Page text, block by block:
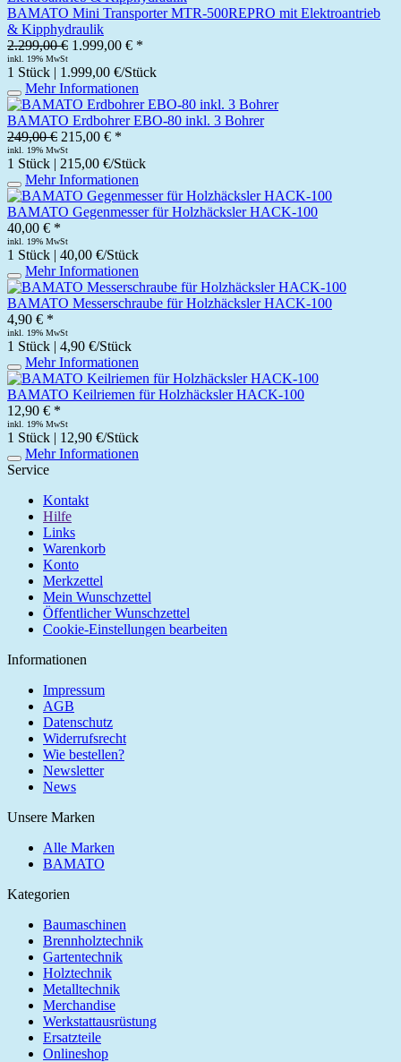
BAMATO Mini Transporter MTR-500REPRO mit Elektroantrieb
& Kipphydraulik
2.299,00 € 1.999,00 € *
inkl. 19% MwSt
1 Stück | 1.999,00 €/Stück
Mehr Informationen
BAMATO Erdbohrer EBO-80 inkl. 3 Bohrer
249,00 € 215,00 € *
inkl. 19% MwSt
1 Stück | 215,00 €/Stück
Mehr Informationen
BAMATO Gegenmesser für Holzhäcksler HACK-100
40,00 € *
inkl. 19% MwSt
1 Stück | 40,00 €/Stück
Mehr Informationen
BAMATO Messerschraube für Holzhäcksler HACK-100
4,90 € *
inkl. 19% MwSt
1 Stück | 4,90 €/Stück
Mehr Informationen
BAMATO Keilriemen für Holzhäcksler HACK-100
12,90 € *
inkl. 19% MwSt
1 Stück | 12,90 €/Stück
Mehr Informationen
Service
Kontakt
Hilfe
Links
Warenkorb
Konto
Merkzettel
Mein Wunschzettel
Öffentlicher Wunschzettel
Cookie-Einstellungen bearbeiten
Informationen
Impressum
AGB
Datenschutz
Widerrufsrecht
Wie bestellen?
Newsletter
News
Unsere Marken
Alle Marken
BAMATO
Kategorien
Baumaschinen
Brennholztechnik
Gartentechnik
Holztechnik
Metalltechnik
Merchandise
Werkstattausrüstung
Ersatzteile
Onlineshop